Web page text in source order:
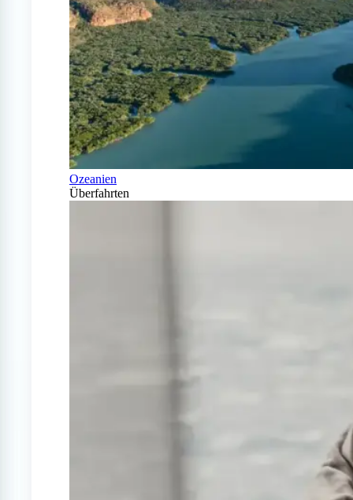
Ozeanien
Überfahrten